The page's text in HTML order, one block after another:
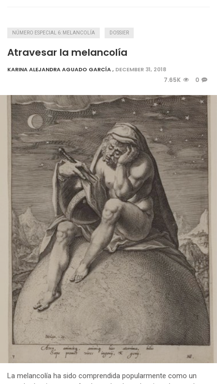
NÚMERO ESPECIAL 6: MELANCOLÍA DOSSIER
Atravesar la melancolía
KARINA ALEJANDRA AGUADO GARCÍA, DECEMBER 31, 2018
7.65K 0
La melancolía ha sido comprendida popularmente como un